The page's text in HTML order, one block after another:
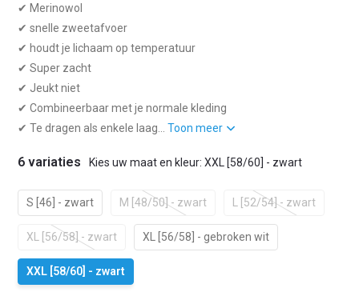
✔ Merinowol
✔ snelle zweetafvoer
✔ houdt je lichaam op temperatuur
✔ Super zacht
✔ Jeukt niet
✔ Combineerbaar met je normale kleding
✔ Te dragen als enkele laag...Toon meer
6 variaties Kies uw maat en kleur: XXL [58/60] - zwart
S [46] - zwart M [48/50] - zwart L [52/54] - zwart
XL [56/58] - zwart XL [56/58] - gebroken wit
XXL [58/60] - zwart